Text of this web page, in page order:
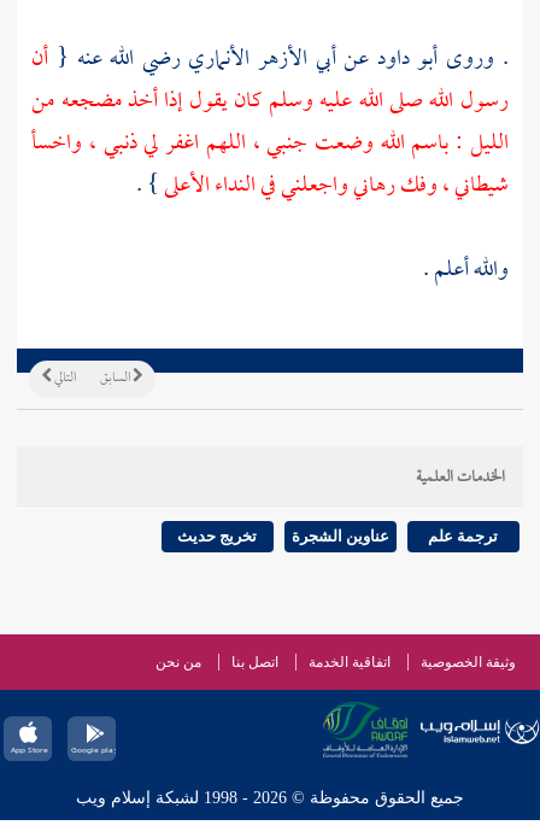
. وروى أبو داودعنأبي الأزهر الأنماريرضي الله عنه { أن
رسول الله صلى الله عليه وسلم كان يقول إذا أخذ مضجعه من
الليل : باسم الله وضعت جنبي ، اللهم اغفر لي ذنبي ، واخسأ
شيطاني ، وفك رهاني واجعلني في النداء الأعلى} .
والله أعلم .
التالي السابق
الخدمات العلمية
ترجمة علم عناوين الشجرة تخريج حديث
وثيقة الخصوصية اتفاقية الخدمة اتصل بنا من نحن
جميع الحقوق محفوظة © 2026 - 1998 لشبكة إسلام ويب